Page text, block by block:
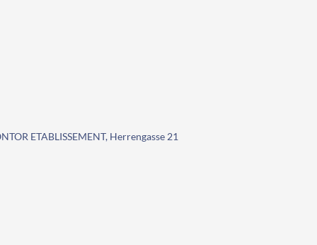
ETABLISSEMENT, Herrengasse 21